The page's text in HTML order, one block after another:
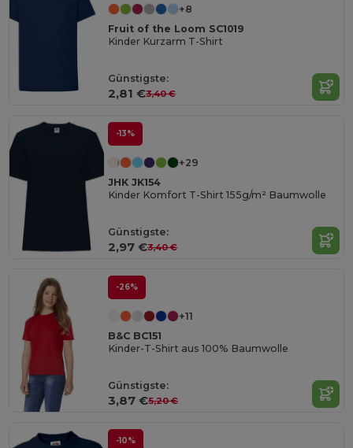
+8
Fruit of the Loom SC1019
Kinder Kurzarm T-Shirt
Günstigste:
2,81 €3,40 €
-13%
+29
JHK JK154
Kinder Komfort T-Shirt 155g/m² Baumwolle
Günstigste:
2,97 €3,40 €
-26%
+11
B&C BC151
Kinder-T-Shirt aus 100% Baumwolle
Günstigste:
3,87 €5,20 €
-10%